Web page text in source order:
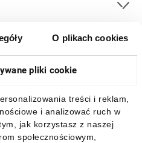
O plikach cookies
pliki cookie
treści i reklam,
i analizować ruch w
jak korzystasz z naszej
społecznościowym,